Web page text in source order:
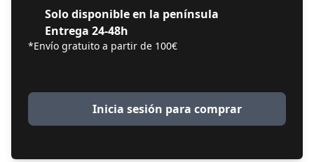
Solo disponible en la península
Entrega 24-48h
*Envío gratuito a partir de 100€
Inicia sesión para comprar